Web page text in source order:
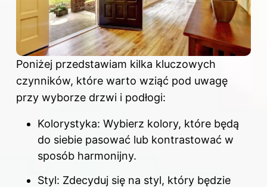
Poniżej przedstawiam kilka kluczowych
czynników, które warto wziąć pod uwagę
przy wyborze drzwi i podłogi:
Kolorystyka: Wybierz kolory, które będą
do siebie pasować lub kontrastować w
sposób harmonijny.
Styl: Zdecyduj się na styl, który będzie